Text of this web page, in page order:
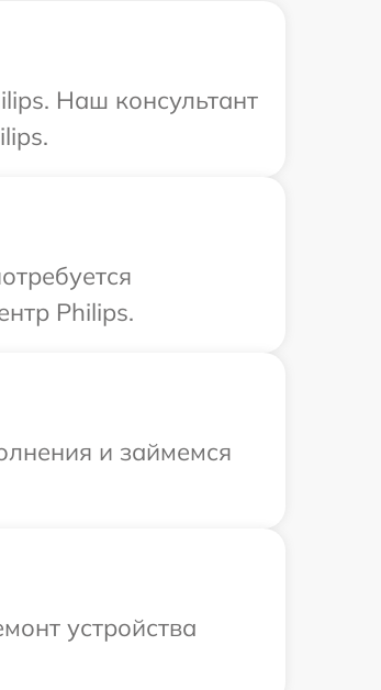
Наш консультант
Philips.
и займемся
устройства